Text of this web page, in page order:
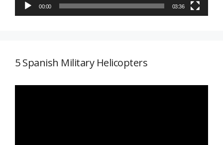
00:00 03:36
5 Spanish Military Helicopters